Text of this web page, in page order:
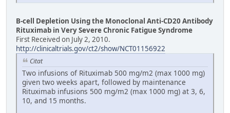
B-cell Depletion Using the Monoclonal Anti-CD20 Antibody
Rituximab in Very Severe Chronic Fatigue Syndrome
First Received on July 2, 2010.
http://clinicaltrials.gov/ct2/show/NCT01156922
Citat
Two infusions of Rituximab 500 mg/m2 (max 1000 mg)
given two weeks apart, followed by maintenance
Rituximab infusions 500 mg/m2 (max 1000 mg) at 3, 6,
10, and 15 months.